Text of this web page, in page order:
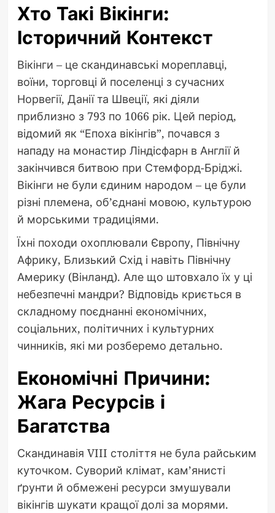
Хто Такі Вікінги:
Історичний Контекст
Вікінги – це скандинавські мореплавці,
воїни, торговці й поселенці з сучасних
Норвегії, Данії та Швеції, які діяли
приблизно з 793 по 1066 рік. Цей період,
відомий як “Епоха вікінгів”, почався з
нападу на монастир Ліндісфарн в Англії й
закінчився битвою при Стемфорд-Бріджі.
Вікінги не були єдиним народом – це були
різні племена, об’єднані мовою, культурою
й морськими традиціями.
Їхні походи охоплювали Європу, Північну
Африку, Близький Схід і навіть Північну
Америку (Вінланд). Але що штовхало їх у ці
небезпечні мандри? Відповідь криється в
складному поєднанні економічних,
соціальних, політичних і культурних
чинників, які ми розберемо детально.
Економічні Причини:
Жага Ресурсів і
Багатства
Скандинавія VIII століття не була райським
куточком. Суворий клімат, кам’янисті
ґрунти й обмежені ресурси змушували
вікінгів шукати кращої долі за морями.